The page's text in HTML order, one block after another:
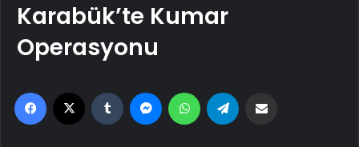
Karabük’te Kumar
Operasyonu
Facebook Tumblr MessengerWhatsApp